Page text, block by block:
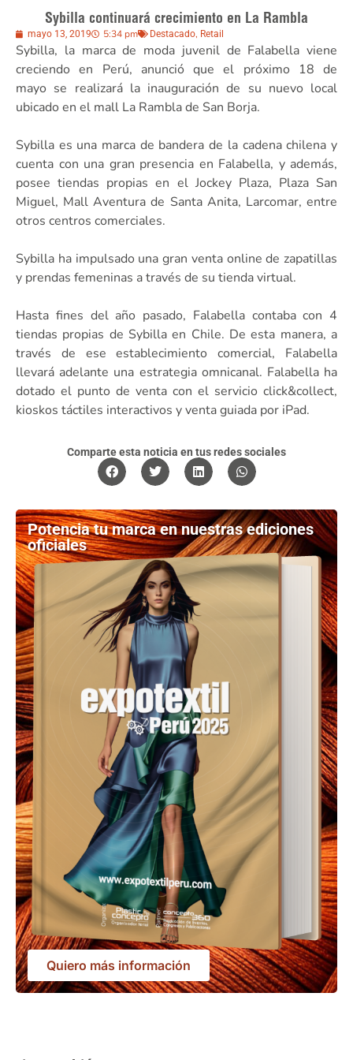
Sybilla continuará crecimiento en La Rambla
mayo 13, 2019 5:34 pm Destacado, Retail
Sybilla, la marca de moda juvenil de Falabella viene
creciendo en Perú, anunció que el próximo 18 de
mayo se realizará la inauguración de su nuevo local
ubicado en el mall La Rambla de San Borja.
Sybilla es una marca de bandera de la cadena chilena y
cuenta con una gran presencia en Falabella, y además,
posee tiendas propias en el Jockey Plaza, Plaza San
Miguel, Mall Aventura de Santa Anita, Larcomar, entre
otros centros comerciales.
Sybilla ha impulsado una gran venta online de zapatillas
y prendas femeninas a través de su tienda virtual.
Hasta fines del año pasado, Falabella contaba con 4
tiendas propias de Sybilla en Chile. De esta manera, a
través de ese establecimiento comercial, Falabella
llevará adelante una estrategia omnicanal. Falabella ha
dotado el punto de venta con el servicio click&collect,
kioskos táctiles interactivos y venta guiada por iPad.
Comparte esta noticia en tus redes sociales
Potencia tu marca en nuestras ediciones
oficiales
Quiero más información